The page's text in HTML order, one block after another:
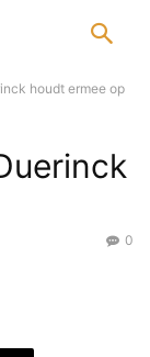
houdt ermee op
0